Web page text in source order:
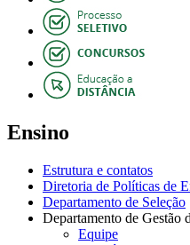
Ensino
Estrutura e contatos
Diretoria de Políticas de
Departamento de Seleção
Departamento de Gestão
Equipe